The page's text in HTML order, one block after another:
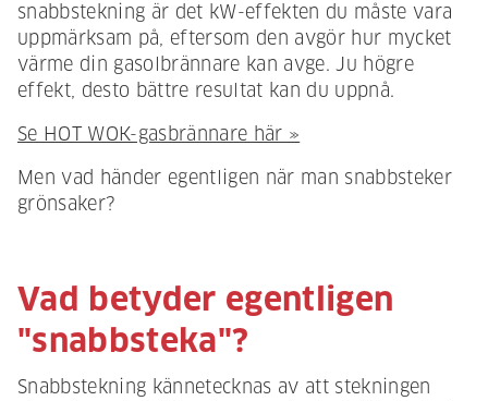
snabbstekning är det kW-effekten du måste vara
uppmärksam på, eftersom den avgör hur mycket
värme din gasolbrännare kan avge. Ju högre
effekt, desto bättre resultat kan du uppnå.
Se HOT WOK-gasbrännare här »
Men vad händer egentligen när man snabbsteker
grönsaker?
Vad betyder egentligen
"snabbsteka"?
Snabbstekning kännetecknas av att stekningen